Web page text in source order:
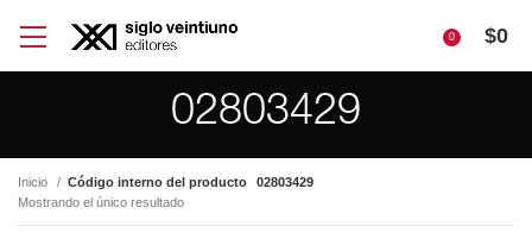
0 $0
02803429
Inicio Código interno del producto
02803429
Mostrando el único resultado